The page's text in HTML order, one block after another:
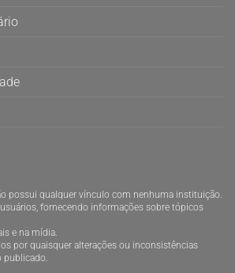
possui qualquer vínculo com nenhuma instituição.
fornecendo informações sobre tópicos
e na mídia.
por quaisquer alterações ou inconsistências
publicado.